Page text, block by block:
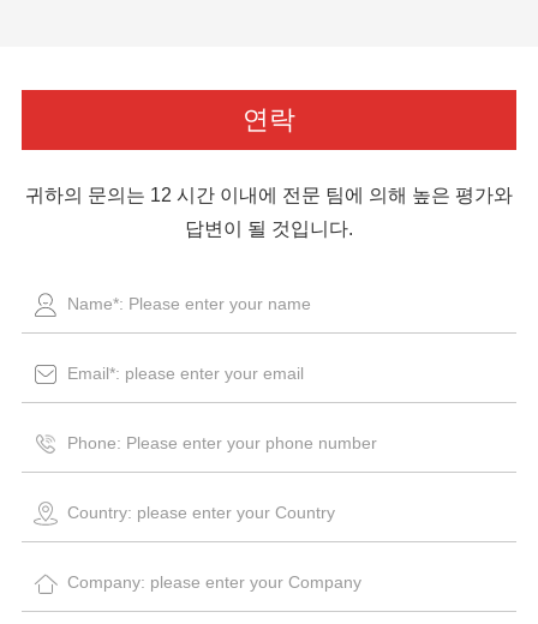
연락
귀하의 문의는 12 시간 이내에 전문 팀에 의해 높은 평가와
답변이 될 것입니다.